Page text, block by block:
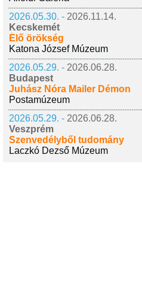
2026.05.30. - 2026.11.14.
Kecskemét
Élő örökség
Katona József Múzeum
2026.05.29. - 2026.06.28.
Budapest
Juhász Nóra Mailer Démon
Postamúzeum
2026.05.29. - 2026.06.28.
Veszprém
Szenvedélyből tudomány
Laczkó Dezső Múzeum